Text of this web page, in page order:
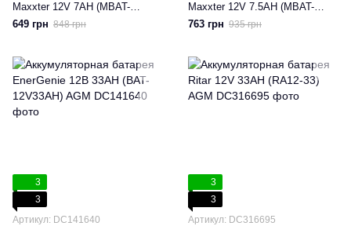
Maxxter 12V 7AH (MBAT-
12V7AH) AGM
649 грн 848 грн
Maxxter 12V 7.5AH (MBAT-
12V7.5AH) AGM
763 грн 935 грн
3
3
Артикул: DC141640
3
3
Артикул: DC316695